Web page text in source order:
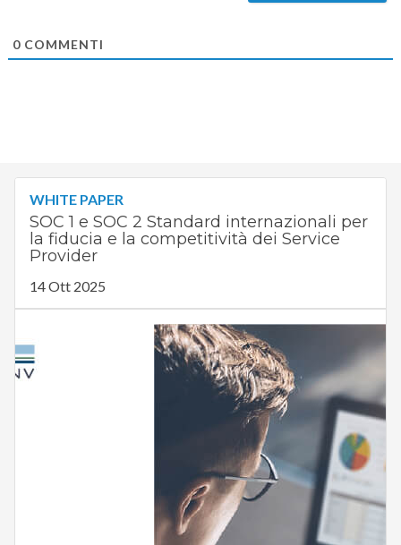
0COMMENTI
WHITE PAPER
SOC 1 e SOC 2 Standard internazionali per
la fiducia e la competitività dei Service
Provider
14 Ott 2025